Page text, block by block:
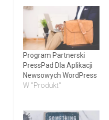
Program Partnerski
PressPad Dla Aplikacji
Newsowych WordPress
W "Produkt"